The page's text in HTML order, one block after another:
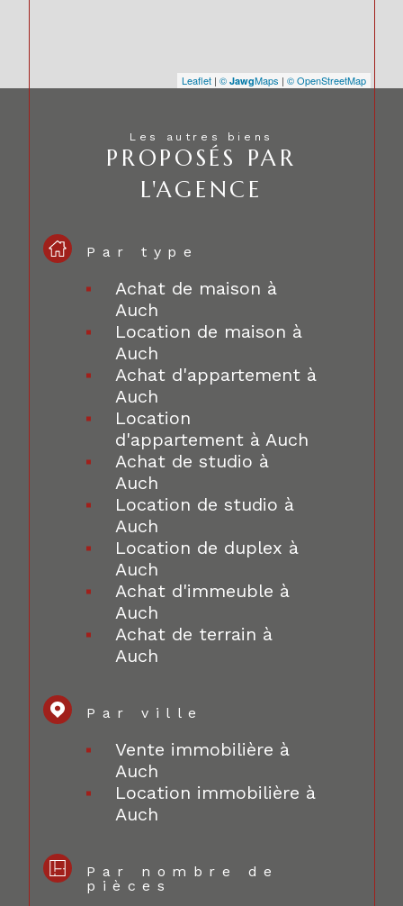
Leaflet | © JawgMaps | © OpenStreetMap
Les autres biens
PROPOSÉS PAR
L'AGENCE
Par type
Achat de maison à
Auch
Location de maison à
Auch
Achat d'appartement à
Auch
Location
d'appartement à Auch
Achat de studio à
Auch
Location de studio à
Auch
Location de duplex à
Auch
Achat d'immeuble à
Auch
Achat de terrain à
Auch
Par ville
Vente immobilière à
Auch
Location immobilière à
Auch
Par nombre de
pièces